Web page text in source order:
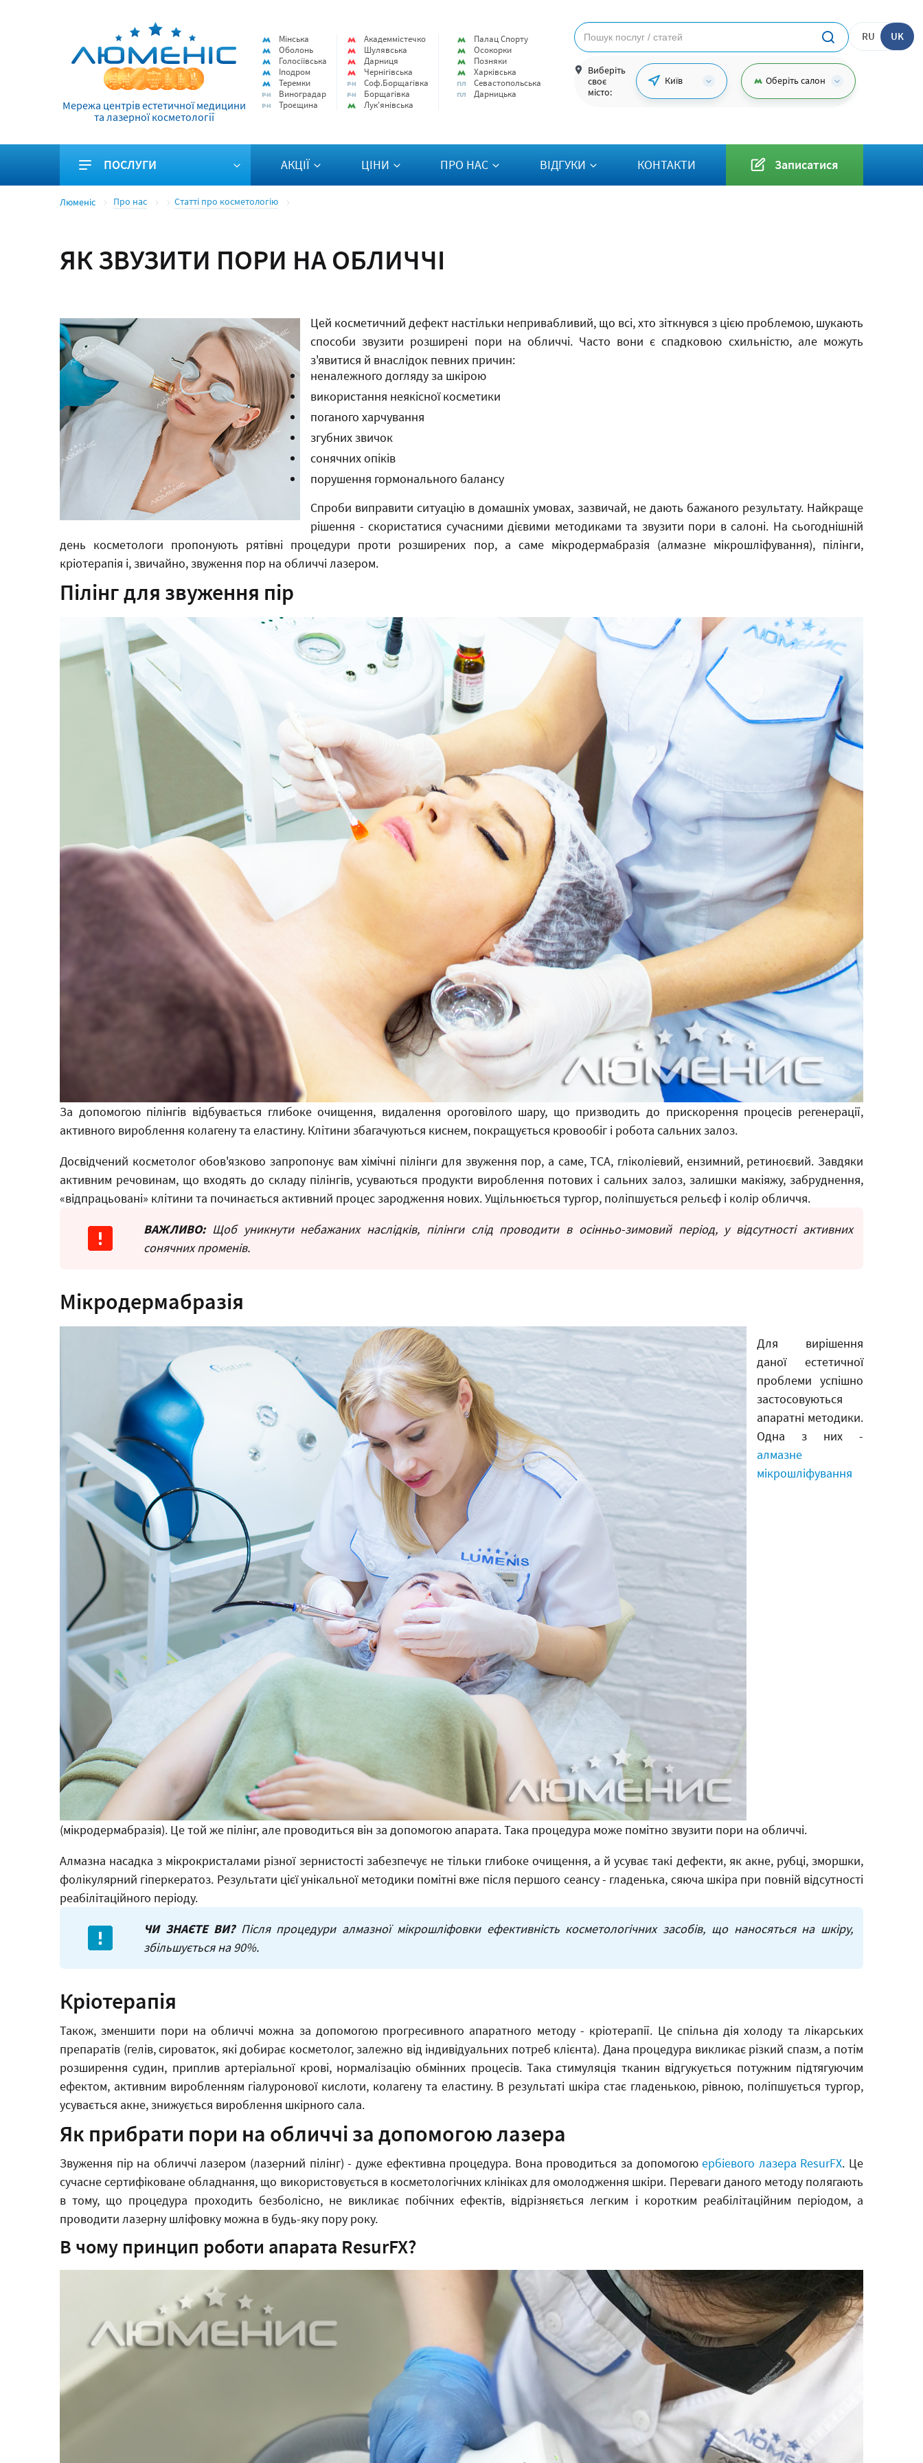
Мережа центрів естетичної медицини
та лазерної косметології
Мінська
Оболонь
Голосіївська
Іподром
Теремки
Виноградар
Троєщина
Академмістечко
Шулявська
Дарниця
Чернігівська
Соф.Борщагівка
Борщагівка
Лук'янівська
Палац Спорту
Осокорки
Позняки
Харківська
Севастопольська
Дарницька
RU UK
Виберіть
своє
місто:
Київ Оберіть салон
ПОСЛУГИ АКЦІЇ ЦІНИ ПРО НАС ВІДГУКИ КОНТАКТИ Записатися
Люменіс Про нас Статті про косметологію
ЯК ЗВУЗИТИ ПОРИ НА ОБЛИЧЧІ
Цей косметичний дефект настільки непривабливий, що всі, хто зіткнувся з цією проблемою, шукають
способи звузити розширені пори на обличчі. Часто вони є спадковою схильністю, але можуть
з'явитися й внаслідок певних причин:
неналежного догляду за шкірою
використання неякісної косметики
поганого харчування
згубних звичок
сонячних опіків
порушення гормонального балансу
Спроби виправити ситуацію в домашніх умовах, зазвичай, не дають бажаного результату. Найкраще
рішення - скористатися сучасними дієвими методиками та звузити пори в салоні. На сьогоднішній
день косметологи пропонують рятівні процедури проти розширених пор, а саме мікродермабразія (алмазне мікрошліфування), пілінги,
кріотерапія і, звичайно, звуження пор на обличчі лазером.
Пілінг для звуження пір
За допомогою пілінгів відбувається глибоке очищення, видалення ороговілого шару, що призводить до прискорення процесів регенерації,
активного вироблення колагену та еластину. Клітини збагачуються киснем, покращується кровообіг і робота сальних залоз.
Досвідчений косметолог обов'язково запропонує вам хімічні пілінги для звуження пор, а саме, ТСА, гліколіевий, ензимний, ретиноєвий. Завдяки
активним речовинам, що входять до складу пілінгів, усуваються продукти вироблення потових і сальних залоз, залишки макіяжу, забруднення,
«відпрацьовані» клітини та починається активний процес зародження нових. Ущільнюється тургор, поліпшується рельєф і колір обличчя.
ВАЖЛИВО:Щоб уникнути небажаних наслідків, пілінги слід проводити в осінньо-зимовий період, у відсутності активних
сонячних променів.
Мікродермабразія
Для вирішення
даної естетичної
проблеми успішно
застосовуються
апаратні методики.
Одна з них -
алмазне
мікрошліфування
(мікродермабразія). Це той же пілінг, але проводиться він за допомогою апарата. Така процедура може помітно звузити пори на обличчі.
Алмазна насадка з мікрокристалами різної зернистості забезпечує не тільки глибоке очищення, а й усуває такі дефекти, як акне, рубці, зморшки,
фолікулярний гіперкератоз. Результати цієї унікальної методики помітні вже після першого сеансу - гладенька, сяюча шкіра при повній відсутності
реабілітаційного періоду.
ЧИ ЗНАЄТЕ ВИ?Після процедури алмазної мікрошліфовки ефективність косметологічних засобів, що наносяться на шкіру,
збільшується на 90%.
Кріотерапія
Також, зменшити пори на обличчі можна за допомогою прогресивного апаратного методу - кріотерапії. Це спільна дія холоду та лікарських
препаратів (гелів, сироваток, які добирає косметолог, залежно від індивідуальних потреб клієнта). Дана процедура викликає різкий спазм, а потім
розширення судин, приплив артеріальної крові, нормалізацію обмінних процесів. Така стимуляція тканин відгукується потужним підтягуючим
ефектом, активним виробленням гіалуронової кислоти, колагену та еластину. В результаті шкіра стає гладенькою, рівною, поліпшується тургор,
усувається акне, знижується вироблення шкірного сала.
Як прибрати пори на обличчі за допомогою лазера
Звуження пір на обличчі лазером (лазерний пілінг) - дуже ефективна процедура. Вона проводиться за допомогоюербіевого лазера ResurFX. Це
сучасне сертифіковане обладнання, що використовується в косметологічних клініках для омолодження шкіри. Переваги даного методу полягають
в тому, що процедура проходить безболісно, не викликає побічних ефектів, відрізняється легким і коротким реабілітаційним періодом, а
проводити лазерну шліфовку можна в будь-яку пору року.
В чому принцип роботи апарата ResurFX?